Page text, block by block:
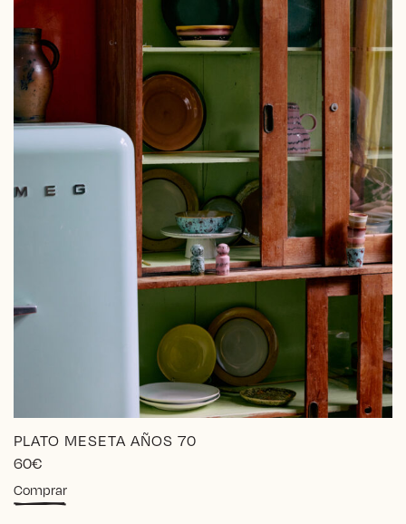
PLATO MESETA AÑOS 70
60€
Comprar